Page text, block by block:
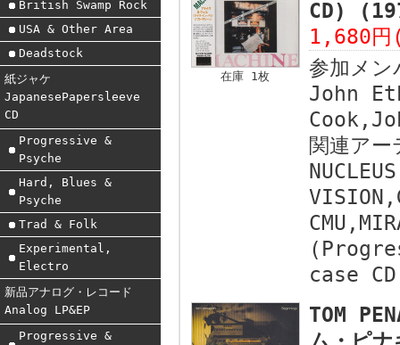
British Swamp Rock
USA & Other Area
Deadstock
紙ジャケ
JapanesePapersleeve
CD
Progressive &
Psyche
Hard, Blues &
Psyche
Trad & Folk
Experimental,
Electro
新品アナログ・レコード
Analog LP&EP
Progressive &
在庫 1枚
CD)
1,680円
参加メン
John
関連アー
case
TOM